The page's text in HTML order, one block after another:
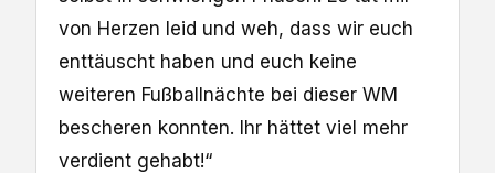
von Herzen leid und weh, dass wir euch
enttäuscht haben und euch keine
weiteren Fußballnächte bei dieser WM
bescheren konnten. Ihr hättet viel mehr
verdient gehabt!“